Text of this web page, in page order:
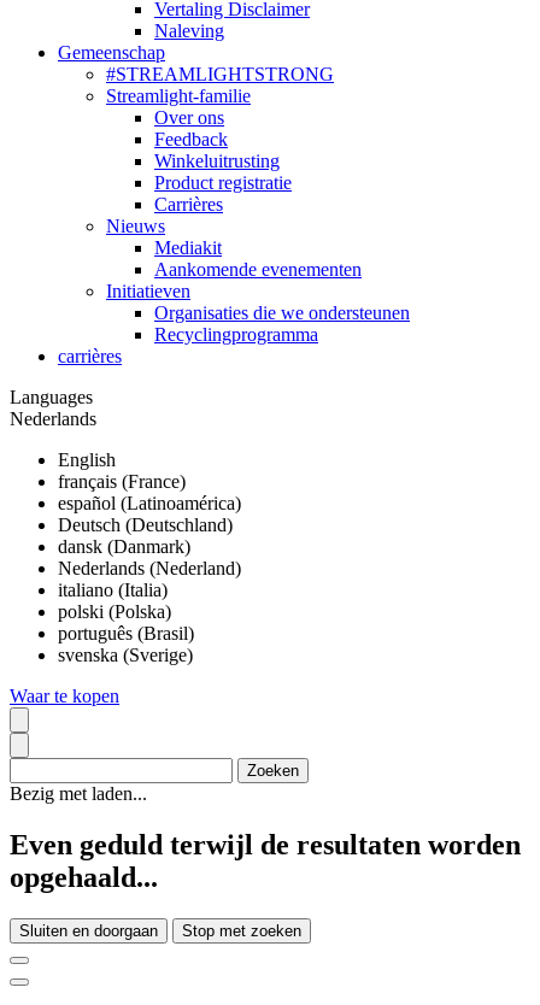
Vertaling Disclaimer
Naleving
Gemeenschap
#STREAMLIGHTSTRONG
Streamlight-familie
Over ons
Feedback
Winkeluitrusting
Product registratie
Carrières
Nieuws
Mediakit
Aankomende evenementen
Initiatieven
Organisaties die we ondersteunen
Recyclingprogramma
carrières
Languages
Nederlands
English
français (France)
español (Latinoamérica)
Deutsch (Deutschland)
dansk (Danmark)
Nederlands (Nederland)
italiano (Italia)
polski (Polska)
português (Brasil)
svenska (Sverige)
Waar te kopen
Bezig met laden...
Even geduld terwijl de resultaten worden
opgehaald...
Sluiten en doorgaan Stop met zoeken